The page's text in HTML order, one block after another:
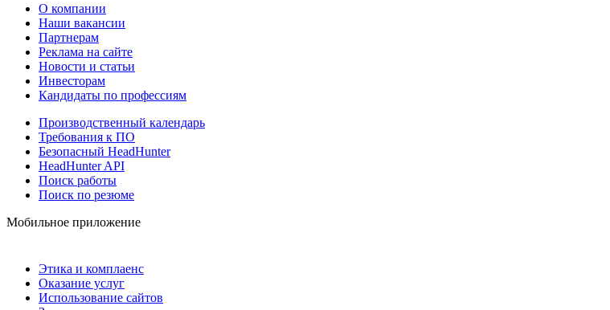
О компании
Наши вакансии
Партнерам
Реклама на сайте
Новости и статьи
Инвесторам
Кандидаты по профессиям
Производственный календарь
Требования к ПО
Безопасный HeadHunter
HeadHunter API
Поиск работы
Поиск по резюме
Мобильное приложение
Этика и комплаенс
Оказание услуг
Использование сайтов